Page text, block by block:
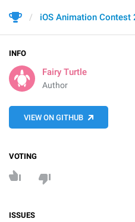
INFO
Fairy Turtle
Author
VIEW ON GITHUB
VOTING
ISSUES